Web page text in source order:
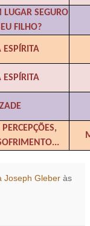
SEGURO
FILHO?
Joseph Gleber às